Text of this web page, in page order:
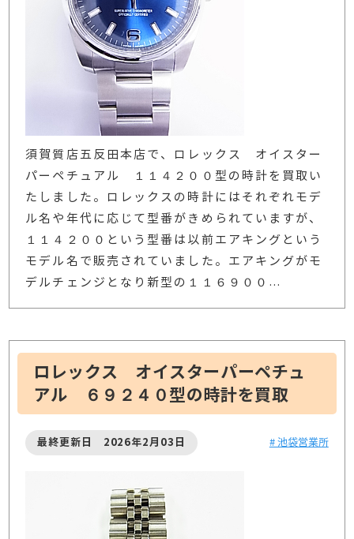
須賀質店五反田本店で、ロレックス オイスター
パーペチュアル １１４２００型の時計を買取い
たしました。ロレックスの時計にはそれぞれモデ
ル名や年代に応じて型番がきめられていますが、
１１４２００という型番は以前エアキングという
モデル名で販売されていました。エアキングがモ
デルチェンジとなり新型の１１６９００ …
ロレックス オイスターパーペチュ
アル ６９２４０型の時計を買取
最終更新日 2026年2月03日 # 池袋営業所